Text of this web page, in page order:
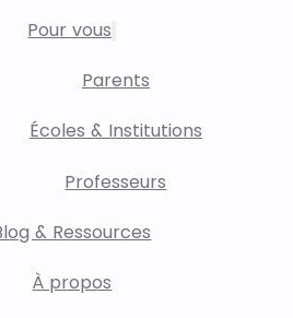
Pour vous
Parents
Écoles & Institutions
Professeurs
& Ressources
À propos